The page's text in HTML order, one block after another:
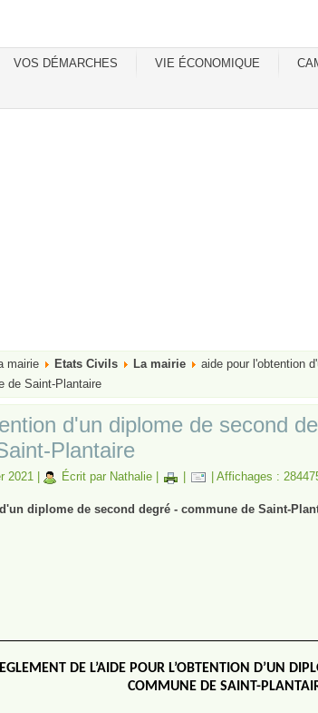
VOS DÉMARCHES VIE ÉCONOMIQUE
mairie Etats Civils La mairie
aide pour l'obtention
de Saint-Plantaire
d'un diplome de second
Plantaire
2021 Écrit par Nathalie Affichages :
diplome de second degré - commune de Saint-
DE L’AIDE POUR L’OBTENTION D’UN
COMMUNE DE SAINT-